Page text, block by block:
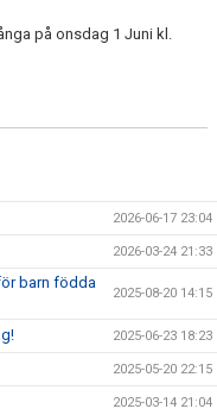
på onsdag 1 Juni kl.
2026-06-17 23:04
2026-03-24 21:33
barn födda
2025-08-20 14:15
2025-06-23 18:23
2025-05-20 22:15
2025-03-14 21:04